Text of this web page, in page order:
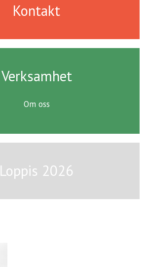
Kontakt
Verksamhet
Om oss
Loppis 2026